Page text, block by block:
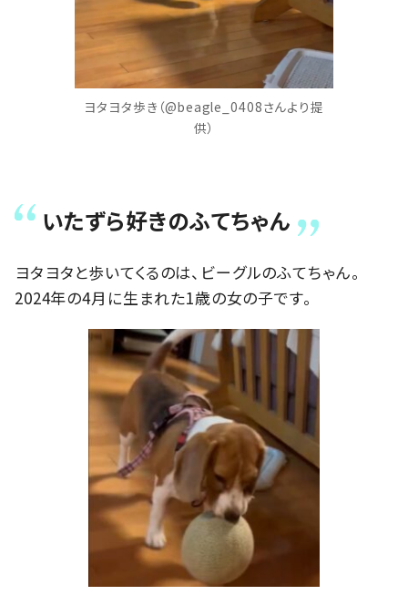
ヨタヨタ歩き（@beagle_0408さんより提
供）
いたずら好きのふてちゃん
ヨタヨタと歩いてくるのは、ビーグルのふてちゃん。
2024年の4月に生まれた1歳の女の子です。